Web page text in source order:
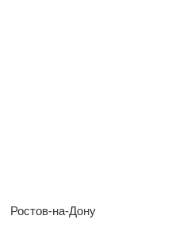
Ростов-на-Дону